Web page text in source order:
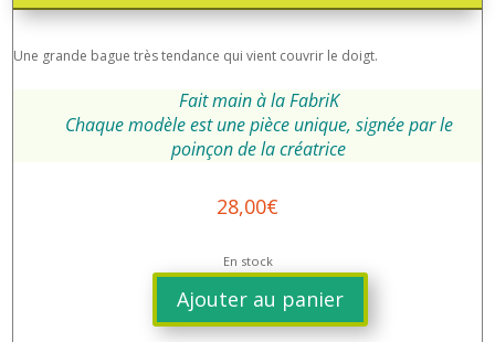
Une grande bague très tendance qui vient couvrir le doigt.
Fait main à la FabriK
Chaque modèle est une pièce unique, signée par le
poinçon de la créatrice
28,00€
En stock
quantitéAjouter au panier